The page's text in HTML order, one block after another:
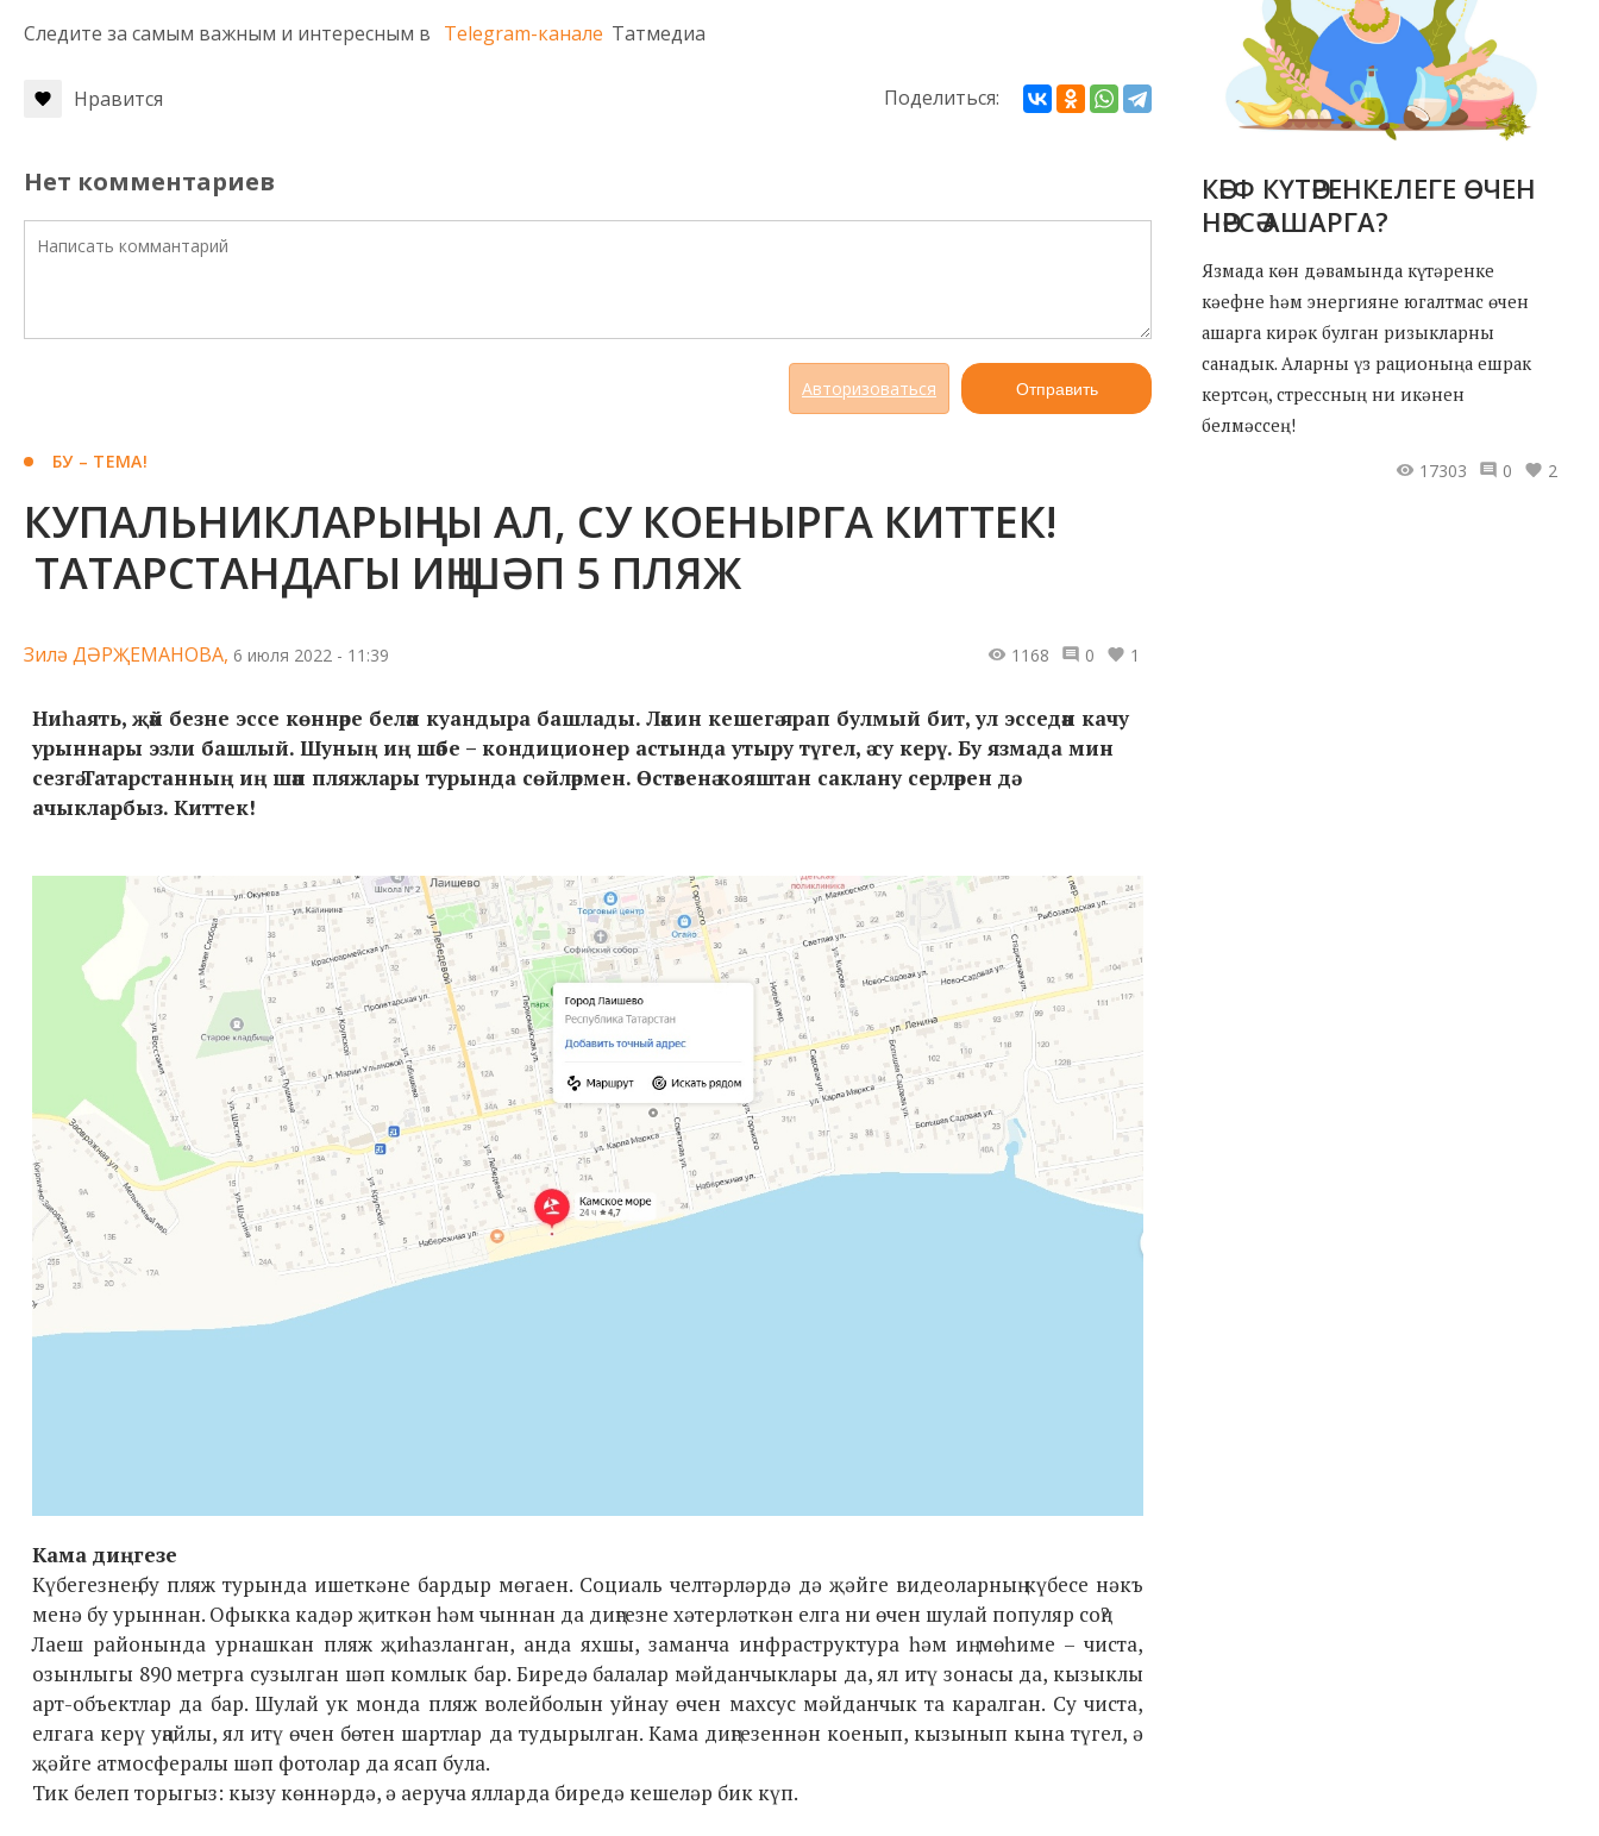
Следите за самым важным и интересным в Telegram-канале Татмедиа
Нравится Поделиться:
Нет комментариев
Авторизоваться Отправить
БУ – ТЕМА!
КУПАЛЬНИКЛАРЫҢНЫ АЛ, СУ КОЕНЫРГА КИТТЕК!
ТАТАРСТАНДАГЫ ИҢ ШӘП 5 ПЛЯЖ
Зилә ДӘРҖЕМАНОВА, 6 июля 2022 - 11:39 1168 0 1
Ниһаять, җәй безне эссе көннәре белән куандыра башлады. Ләкин кешегә ярап булмый бит,ул эсседән качу
урыннары эзли башлый. Шуның иң шәбе – кондиционер астында утыру түгел, ә су керү. Бу язмада мин
сезгә Татарстанның иң шәп пляжлары турында сөйләрмен. Өстәвенә кояштан саклану серләрен дә
ачыкларбыз. Киттек!
Кама диңгезе
Күбегезнең бу пляж турында ишеткәне бардыр мөгаен. Социаль челтәрләрдә дә җәйге видеоларның күбесе нәкъ
менә бу урыннан. Офыкка кадәр җиткән һәм чыннан да диңгезне хәтерләткән елга ни өчен шулай популяр соң?
Лаеш районында урнашкан пляж җиһазланган, анда яхшы, заманча инфраструктура һәм иң мөһиме – чиста,
озынлыгы 890 метрга сузылган шәп комлык бар. Биредә балалар мәйданчыклары да, ял итү зонасы да, кызыклы
арт-объектлар да бар. Шулай ук монда пляж волейболын уйнау өчен махсус мәйданчык та каралган. Су чиста,
елгага керү уңайлы, ял итү өчен бөтен шартлар да тудырылган. Кама диңгезеннән коенып, кызынып кына түгел, ә
җәйге атмосфералы шәп фотолар да ясап була.
Тик белеп торыгыз: кызу көннәрдә, ә аеруча ялларда биредә кешеләр бик күп.
КӘЕФ КҮТӘРЕНКЕЛЕГЕ ӨЧЕН
НӘРСӘ АШАРГА?
Язмада көн дәвамында күтәренке
кәефне һәм энергияне югалтмас өчен
ашарга кирәк булган ризыкларны
санадык. Аларны үз рационыңа ешрак
кертсәң, стрессның ни икәнен
белмәссең!
17303
0 2